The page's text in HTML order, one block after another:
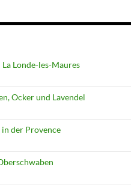
Londe-les-Maures
Ocker und Lavendel
der Provence